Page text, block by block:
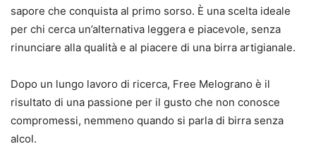
sapore che conquista al primo sorso. È una scelta ideale
per chi cerca un’alternativa leggera e piacevole, senza
rinunciare alla qualità e al piacere di una birra artigianale.
Dopo un lungo lavoro di ricerca, Free Melograno è il
risultato di una passione per il gusto che non conosce
compromessi, nemmeno quando si parla di birra senza
alcol.